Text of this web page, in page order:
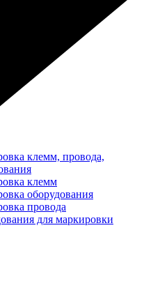
клемм, провода,
клемм
оборудования
провода
для маркировки